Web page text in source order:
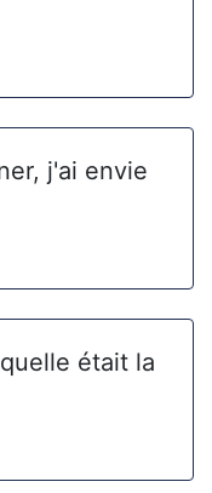
j'ai envie
était la